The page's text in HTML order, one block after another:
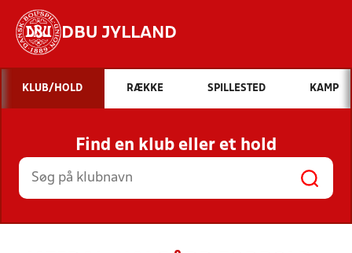
DBU JYLLAND
Hvad vil du søge efter?
INDHOLD OG NYHEDER
STILLINGER, RESULTATER, KLUBBER OG
HOLD
KLUB/HOLD RÆKKE SPILLESTED KAMP
Find en klub eller et hold